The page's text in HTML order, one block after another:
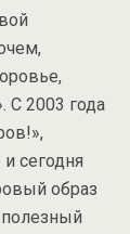
С 2003 года
сегодня
образ